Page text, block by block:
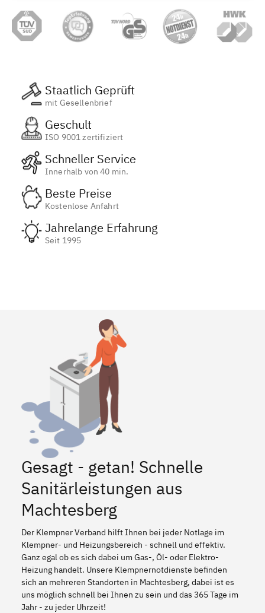
Staatlich Geprüft
mit Gesellenbrief
Geschult
ISO 9001 zertifiziert
Schneller Service
Innerhalb von 40 min.
Beste Preise
Kostenlose Anfahrt
Jahrelange Erfahrung
Seit 1995
Gesagt - getan! Schnelle
Sanitärleistungen aus
Machtesberg
Der Klempner Verband hilft Ihnen bei jeder Notlage im
Klempner- und Heizungsbereich - schnell und effektiv.
Ganz egal ob es sich dabei um Gas-, Öl- oder Elektro-
Heizung handelt. Unsere Klempnernotdienste befinden
sich an mehreren Standorten in Machtesberg, dabei ist es
uns möglich schnell bei Ihnen zu sein und das 365 Tage im
Jahr - zu jeder Uhrzeit!